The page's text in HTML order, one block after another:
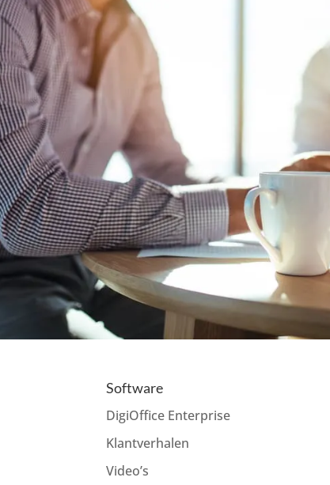
Software
DigiOffice Enterprise
Klantverhalen
Video’s